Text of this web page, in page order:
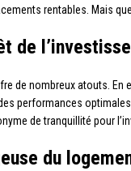
rentables. Mais
de
de nombreux atouts. En
performances
de tranquillité pour
du